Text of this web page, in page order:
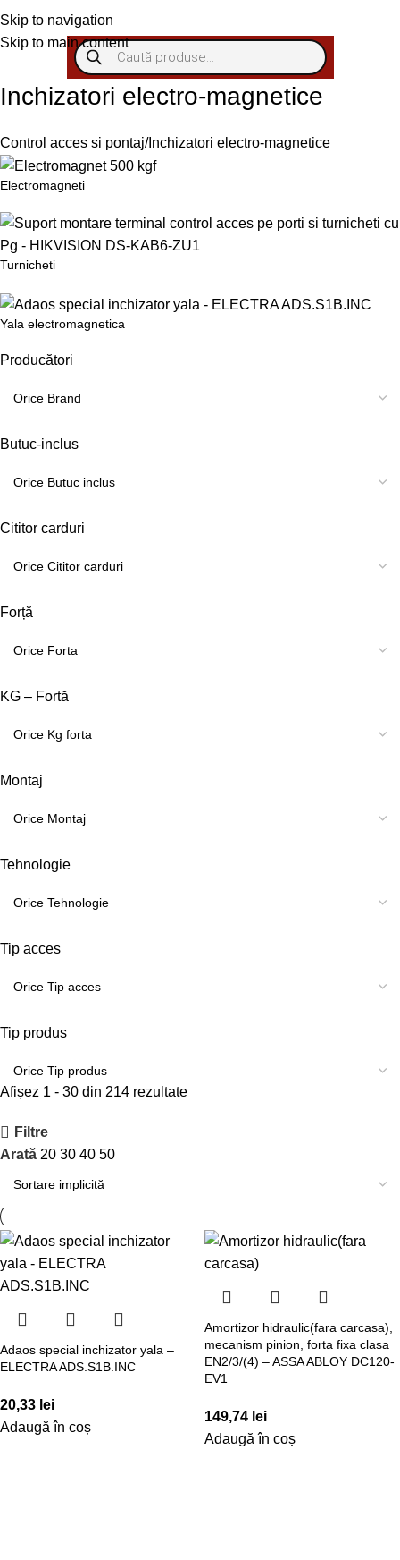
Skip to navigation
Skip to main content
Inchizatori electro-magnetice
Control acces si pontaj Inchizatori electro-magnetice
Electromagneti
Turnicheti
Yala electromagnetica
Producători
Butuc-inclus
Cititor carduri
Forță
KG – Fortă
Montaj
Tehnologie
Tip acces
Tip produs
Afișez 1 - 30 din 214 rezultate
Filtre
Arată 20 30 40 50
Adaos special inchizator yala –
ELECTRA ADS.S1B.INC
20,33 lei
Adaugă în coș
Amortizor hidraulic(fara carcasa),
mecanism pinion, forta fixa clasa
EN2/3/(4) – ASSA ABLOY DC120-
EV1
149,74 lei
Adaugă în coș